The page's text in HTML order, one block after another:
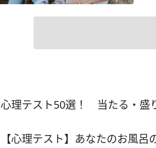
心理テスト50選！ 当たる・盛
【心理テスト】あなたのお風呂